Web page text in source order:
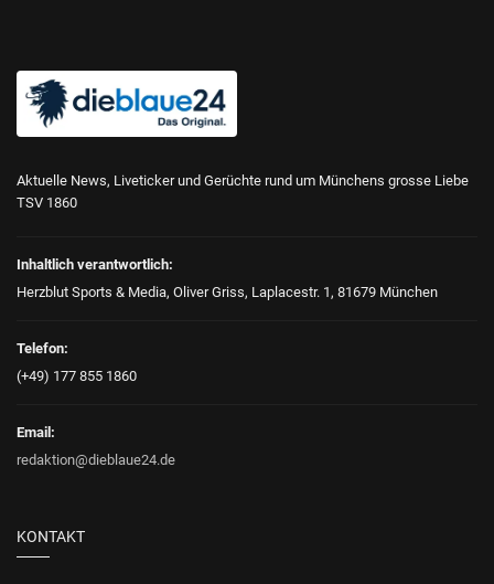
Aktuelle News, Liveticker und Gerüchte rund um Münchens grosse Liebe
TSV 1860
Inhaltlich verantwortlich:
Herzblut Sports & Media, Oliver Griss, Laplacestr. 1, 81679 München
Telefon:
(+49) 177 855 1860
Email:
redaktion@dieblaue24.de
KONTAKT